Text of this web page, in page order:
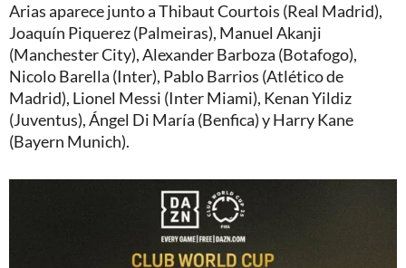
Arias aparece junto a Thibaut Courtois (Real Madrid),
Joaquín Piquerez (Palmeiras), Manuel Akanji
(Manchester City), Alexander Barboza (Botafogo),
Nicolo Barella (Inter), Pablo Barrios (Atlético de
Madrid), Lionel Messi (Inter Miami), Kenan Yildiz
(Juventus), Ángel Di María (Benfica) y Harry Kane
(Bayern Munich).